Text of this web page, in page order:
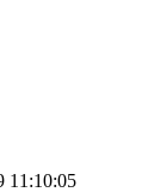
11:10:05